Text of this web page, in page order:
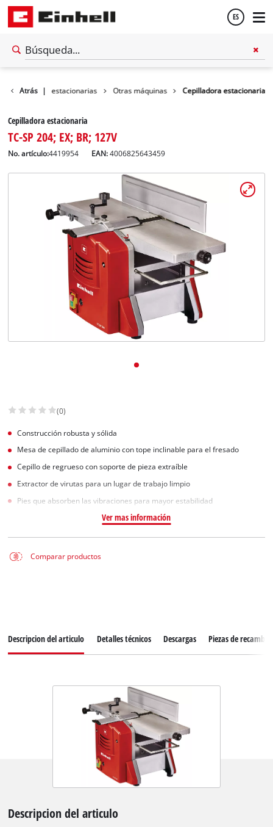
ES
Atrás |
Maquinas estacionarias Otras máquinas Cepilladora estacionaria
Cepilladora estacionaria
TC-SP 204; EX; BR; 127V
No. artículo:4419954 EAN:4006825643459
(0)
Construcción robusta y sólida
Mesa de cepillado de aluminio con tope inclinable para el fresado
Cepillo de regrueso con soporte de pieza extraíble
Extractor de virutas para un lugar de trabajo limpio
Pies que absorben las vibraciones para mayor estabilidad
Ver mas información
Comparar productos
Descripcion del articulo Detalles técnicos Descargas Piezas de recambio
Descripcion del articulo